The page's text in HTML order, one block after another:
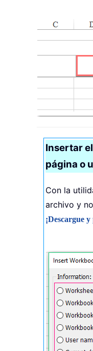
Insertar
página o
Con la
archivo y
¡Descargue